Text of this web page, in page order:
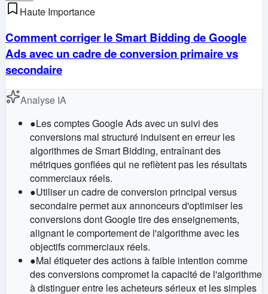
Haute Importance
Comment corriger le Smart Bidding de Google
Ads avec un cadre de conversion primaire vs
secondaire
Analyse IA
●Les comptes Google Ads avec un suivi des
conversions mal structuré induisent en erreur les
algorithmes de Smart Bidding, entraînant des
métriques gonflées qui ne reflètent pas les résultats
commerciaux réels.
●Utiliser un cadre de conversion principal versus
secondaire permet aux annonceurs d'optimiser les
conversions dont Google tire des enseignements,
alignant le comportement de l'algorithme avec les
objectifs commerciaux réels.
●Mal étiqueter des actions à faible intention comme
des conversions compromet la capacité de l'algorithme
à distinguer entre les acheteurs sérieux et les simples